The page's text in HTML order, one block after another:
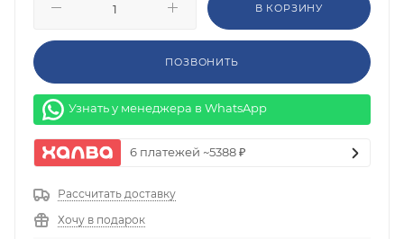
В КОРЗИНУ
ПОЗВОНИТЬ
Узнать у менеджера в WhatsApp
6 платежей ~5388 ₽
Рассчитать доставку
Хочу в подарок